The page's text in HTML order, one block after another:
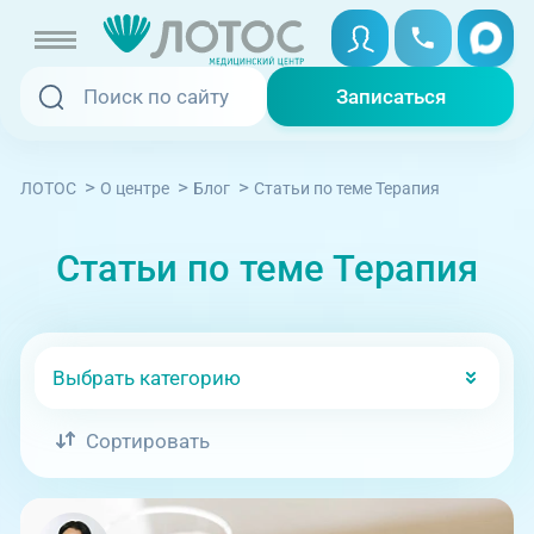
Записаться
Записаться
Услуги и цены
Специалисты
Акции
Адреса клиник
Записаться онлайн
Телемедицина
+7 (351) 220-00-03
ЛОТОС > О центре > Блог > Cтатьи по теме Терапия
Статьи по теме Терапия
Выбрать категорию
Сортировать